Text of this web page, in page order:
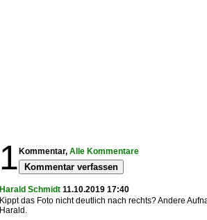
1 Kommentar, Alle Kommentare
Kommentar verfassen
Harald Schmidt 11.10.2019 17:40
Kippt das Foto nicht deutlich nach rechts? Andere
Harald.